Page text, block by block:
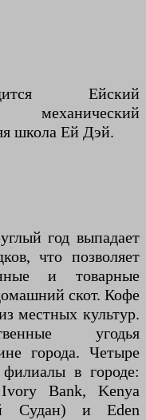
Ейский
механический
школа Ей Дэй.
год выпадает
что позволяет
и товарные
скот. Кофе
местных культур.
угодья
города. Четыре
в городе:
Bank, Kenya
Судан) и Eden